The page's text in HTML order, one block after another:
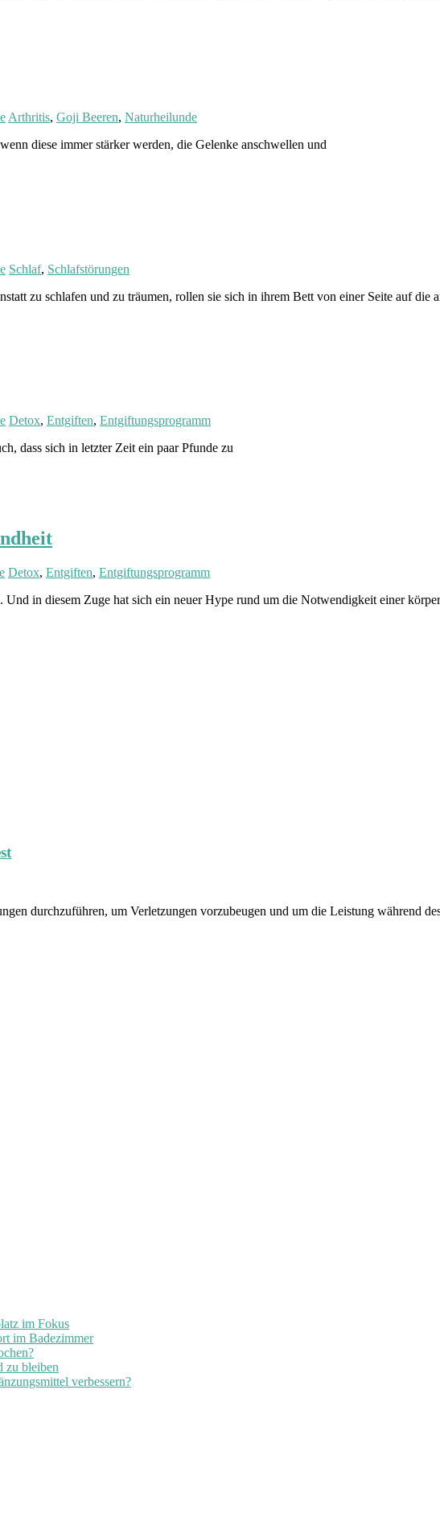
Arthritis, Goji Beeren, Naturheilunde
diese immer stärker werden, die Gelenke anschwellen und
Schlaf, Schlafstörungen
zu schlafen und zu träumen, rollen sie sich in ihrem Bett von einer Seite auf die
Detox, Entgiften, Entgiftungsprogramm
dass sich in letzter Zeit ein paar Pfunde zu
Detox, Entgiften, Entgiftungsprogramm
Und in diesem Zuge hat sich ein neuer Hype rund um die Notwendigkeit einer
durchzuführen, um Verletzungen vorzubeugen und um die Leistung während
im Fokus
im Badezimmer
zu bleiben
verbessern?